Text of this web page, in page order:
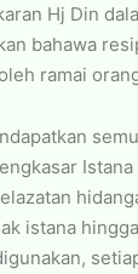
Hj Din
bahawa
ramai
istana